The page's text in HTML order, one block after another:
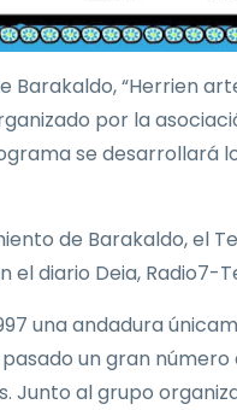
Barakaldo, “Herrien
por la
se desarrollará
de Barakaldo, el
el diario Deia, Radio7-
una andadura
un gran
Junto al grupo